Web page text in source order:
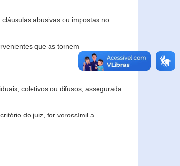
abusivas ou impostas no
que as tornem
coletivos ou difusos, assegurada
do juiz, for verossímil a